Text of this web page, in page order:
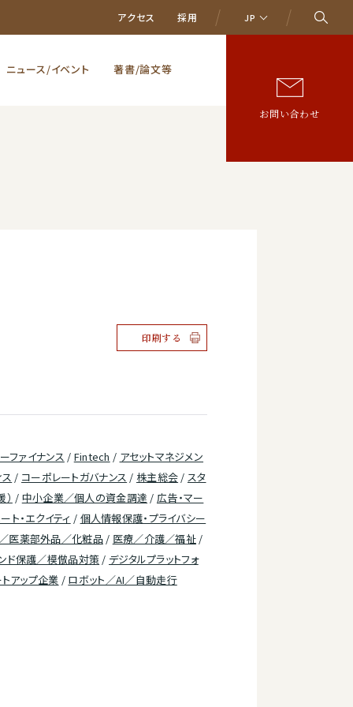
アクセス 採用 JP
ニュース/イベント 著書/論文等
お問い合わせ
印刷する
ファイナンス / Fintech / アセットマネジメン
/ コーポレートガバナンス / 株主総会 / スタ
/ 中小企業／個人の資金調達 / 広告・マー
ト・エクイティ / 個人情報保護・プライバシー
医薬部外品／化粧品/ 医療／介護／福祉/
ド保護／模倣品対策 / デジタルプラットフォ
アップ企業 / ロボット／AI／自動走行